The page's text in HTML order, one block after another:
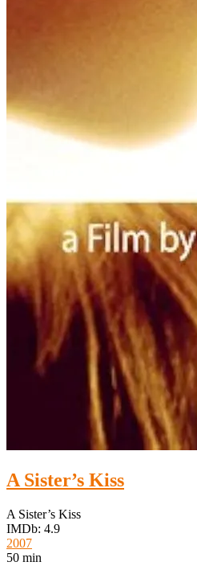
A Sister’s Kiss
A Sister’s Kiss
IMDb: 4.9
2007
50 min